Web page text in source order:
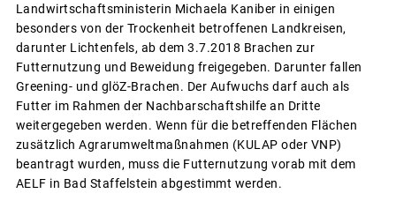
Landwirtschaftsministerin Michaela Kaniber in einigen
besonders von der Trockenheit betroffenen Landkreisen,
darunter Lichtenfels, ab dem 3.7.2018 Brachen zur
Futternutzung und Beweidung freigegeben. Darunter fallen
Greening- und glöZ-Brachen. Der Aufwuchs darf auch als
Futter im Rahmen der Nachbarschaftshilfe an Dritte
weitergegeben werden. Wenn für die betreffenden Flächen
zusätzlich Agrarumweltmaßnahmen (KULAP oder VNP)
beantragt wurden, muss die Futternutzung vorab mit dem
AELF in Bad Staffelstein abgestimmt werden.